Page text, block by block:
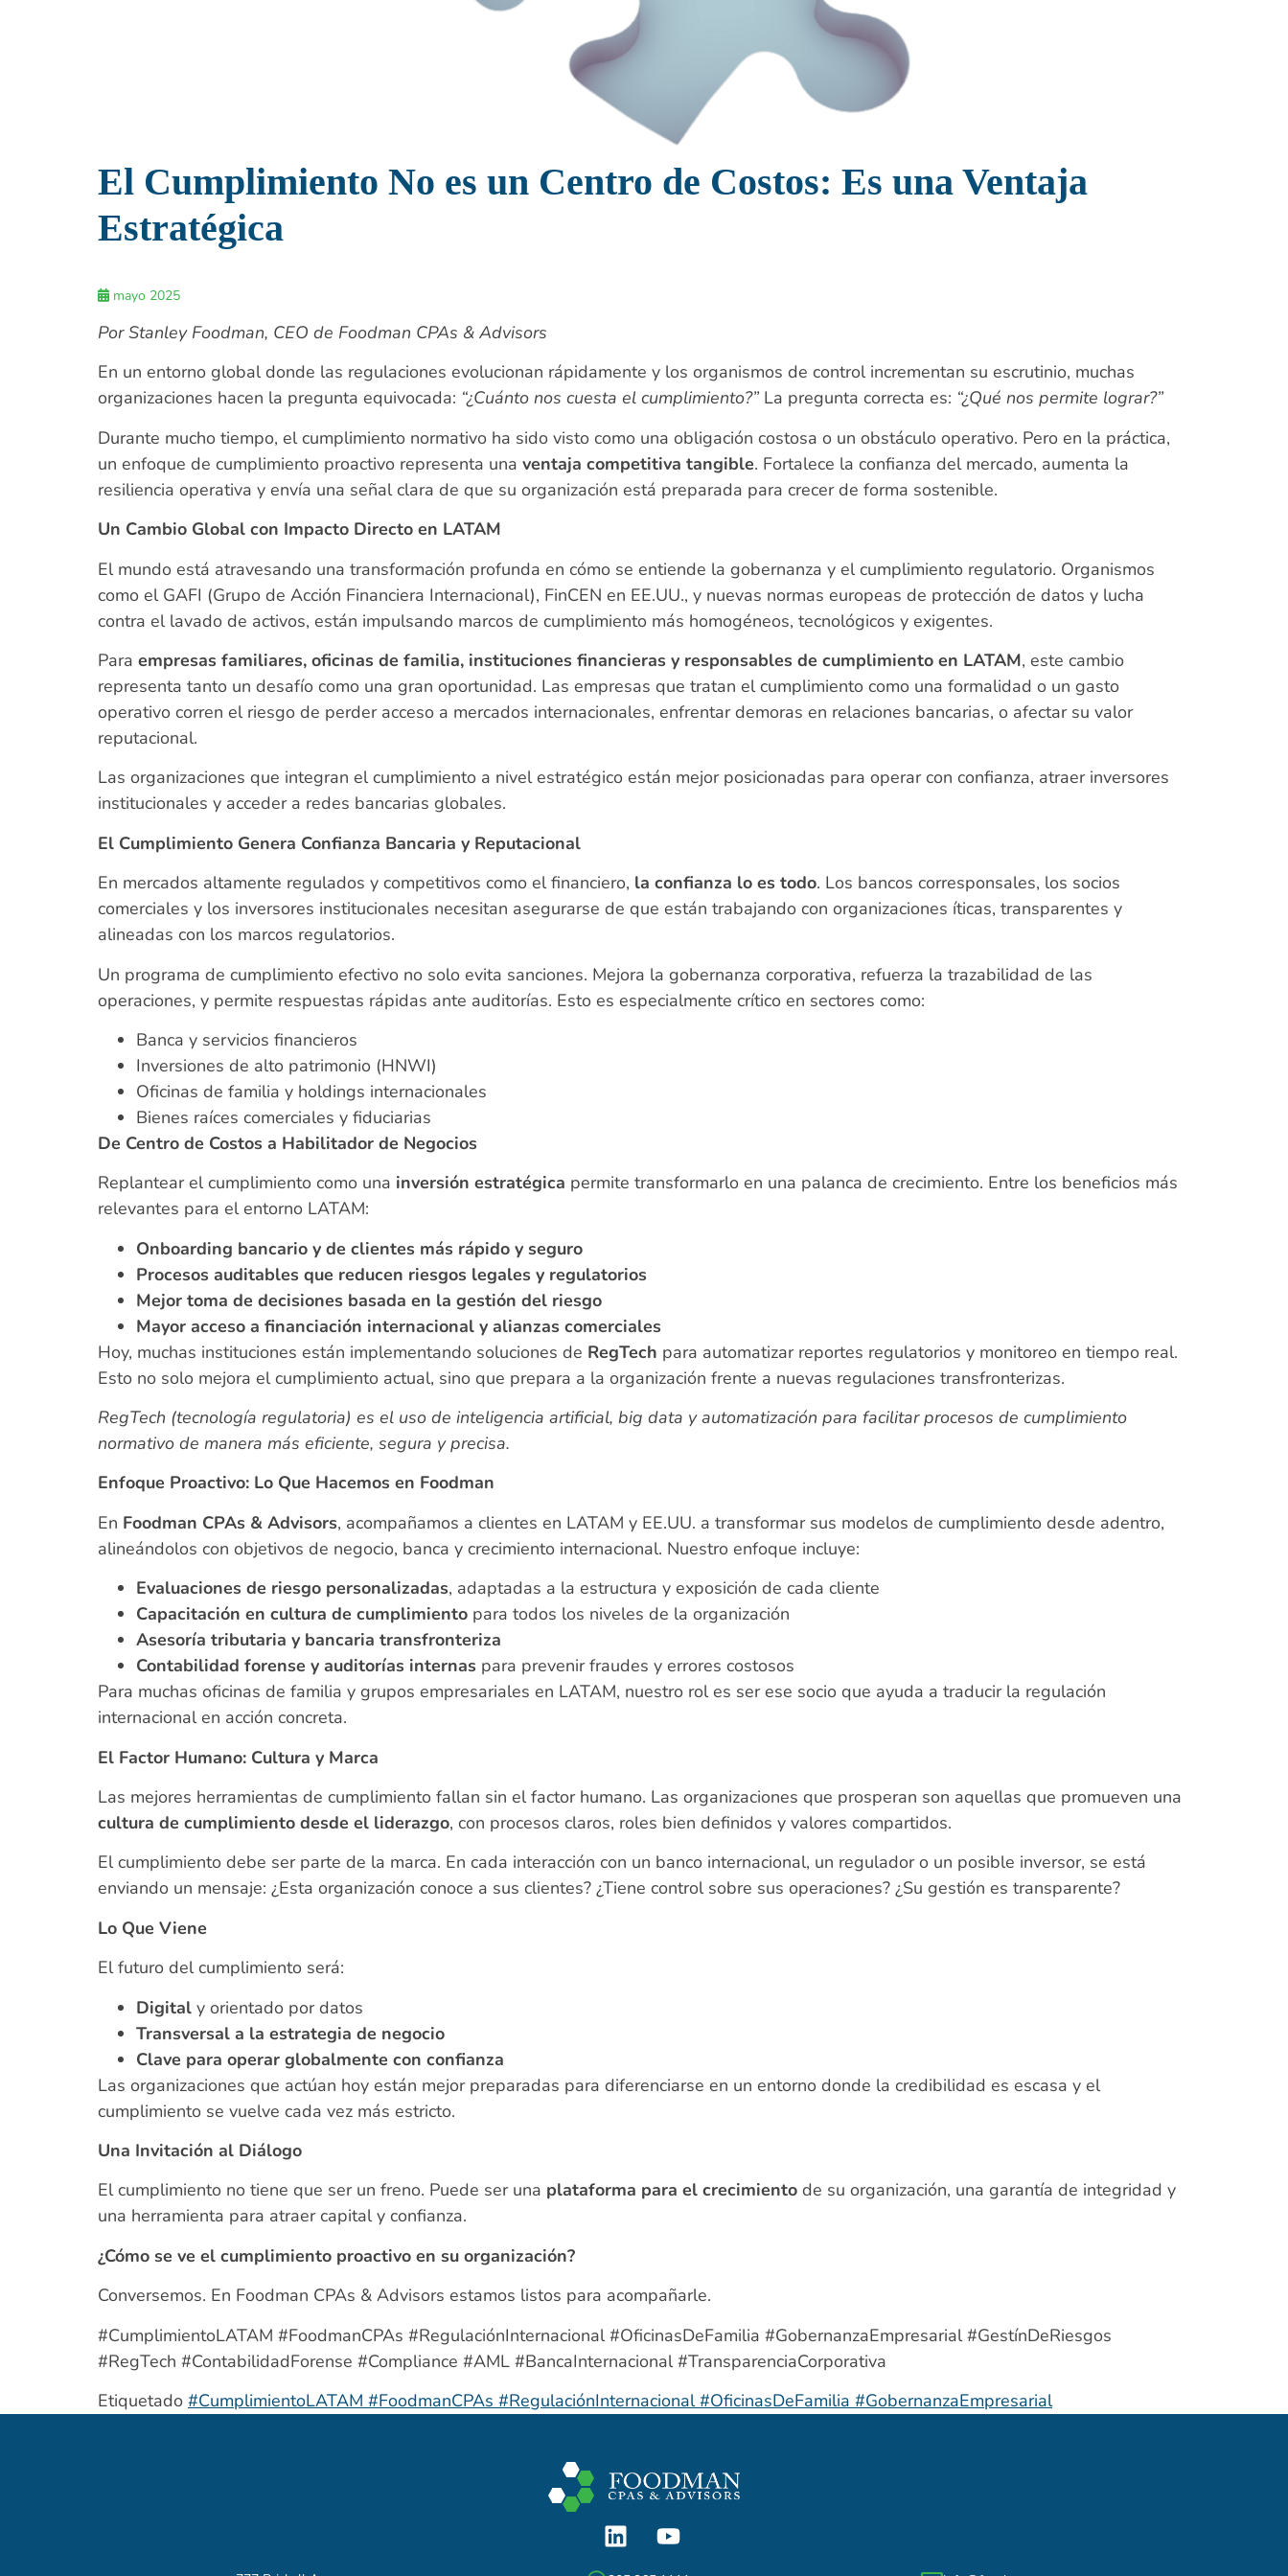
El Cumplimiento No es un Centro de Costos: Es una Ventaja
Estratégica
mayo 2025
Por Stanley Foodman, CEO de Foodman CPAs & Advisors
En un entorno global donde las regulaciones evolucionan rápidamente y los organismos de control incrementan su escrutinio, muchas
organizaciones hacen la pregunta equivocada: “¿Cuánto nos cuesta el cumplimiento?” La pregunta correcta es: “¿Qué nos permite lograr?”
Durante mucho tiempo, el cumplimiento normativo ha sido visto como una obligación costosa o un obstáculo operativo. Pero en la práctica,
un enfoque de cumplimiento proactivo representa una ventaja competitiva tangible. Fortalece la confianza del mercado, aumenta la
resiliencia operativa y envía una señal clara de que su organización está preparada para crecer de forma sostenible.
Un Cambio Global con Impacto Directo en LATAM
El mundo está atravesando una transformación profunda en cómo se entiende la gobernanza y el cumplimiento regulatorio. Organismos
como el GAFI (Grupo de Acción Financiera Internacional), FinCEN en EE.UU., y nuevas normas europeas de protección de datos y lucha
contra el lavado de activos, están impulsando marcos de cumplimiento más homogéneos, tecnológicos y exigentes.
Para empresas familiares, oficinas de familia, instituciones financieras y responsables de cumplimiento en LATAM, este cambio
representa tanto un desafío como una gran oportunidad. Las empresas que tratan el cumplimiento como una formalidad o un gasto
operativo corren el riesgo de perder acceso a mercados internacionales, enfrentar demoras en relaciones bancarias, o afectar su valor
reputacional.
Las organizaciones que integran el cumplimiento a nivel estratégico están mejor posicionadas para operar con confianza, atraer inversores
institucionales y acceder a redes bancarias globales.
El Cumplimiento Genera Confianza Bancaria y Reputacional
En mercados altamente regulados y competitivos como el financiero, la confianza lo es todo. Los bancos corresponsales, los socios
comerciales y los inversores institucionales necesitan asegurarse de que están trabajando con organizaciones íticas, transparentes y
alineadas con los marcos regulatorios.
Un programa de cumplimiento efectivo no solo evita sanciones. Mejora la gobernanza corporativa, refuerza la trazabilidad de las
operaciones, y permite respuestas rápidas ante auditorías. Esto es especialmente crítico en sectores como:
Banca y servicios financieros
Inversiones de alto patrimonio (HNWI)
Oficinas de familia y holdings internacionales
Bienes raíces comerciales y fiduciarias
De Centro de Costos a Habilitador de Negocios
Replantear el cumplimiento como una inversión estratégica permite transformarlo en una palanca de crecimiento. Entre los beneficios más
relevantes para el entorno LATAM:
Onboarding bancario y de clientes más rápido y seguro
Procesos auditables que reducen riesgos legales y regulatorios
Mejor toma de decisiones basada en la gestión del riesgo
Mayor acceso a financiación internacional y alianzas comerciales
Hoy, muchas instituciones están implementando soluciones de RegTech para automatizar reportes regulatorios y monitoreo en tiempo real.
Esto no solo mejora el cumplimiento actual, sino que prepara a la organización frente a nuevas regulaciones transfronterizas.
RegTech (tecnología regulatoria) es el uso de inteligencia artificial, big data y automatización para facilitar procesos de cumplimiento
normativo de manera más eficiente, segura y precisa.
Enfoque Proactivo: Lo Que Hacemos en Foodman
En Foodman CPAs & Advisors, acompañamos a clientes en LATAM y EE.UU. a transformar sus modelos de cumplimiento desde adentro,
alineándolos con objetivos de negocio, banca y crecimiento internacional. Nuestro enfoque incluye:
Evaluaciones de riesgo personalizadas, adaptadas a la estructura y exposición de cada cliente
Capacitación en cultura de cumplimiento para todos los niveles de la organización
Asesoría tributaria y bancaria transfronteriza
Contabilidad forense y auditorías internas para prevenir fraudes y errores costosos
Para muchas oficinas de familia y grupos empresariales en LATAM, nuestro rol es ser ese socio que ayuda a traducir la regulación
internacional en acción concreta.
El Factor Humano: Cultura y Marca
Las mejores herramientas de cumplimiento fallan sin el factor humano. Las organizaciones que prosperan son aquellas que promueven una
cultura de cumplimiento desde el liderazgo, con procesos claros, roles bien definidos y valores compartidos.
El cumplimiento debe ser parte de la marca. En cada interacción con un banco internacional, un regulador o un posible inversor, se está
enviando un mensaje: ¿Esta organización conoce a sus clientes? ¿Tiene control sobre sus operaciones? ¿Su gestión es transparente?
Lo Que Viene
El futuro del cumplimiento será:
Digital y orientado por datos
Transversal a la estrategia de negocio
Clave para operar globalmente con confianza
Las organizaciones que actúan hoy están mejor preparadas para diferenciarse en un entorno donde la credibilidad es escasa y el
cumplimiento se vuelve cada vez más estricto.
Una Invitación al Diálogo
El cumplimiento no tiene que ser un freno. Puede ser una plataforma para el crecimiento de su organización, una garantía de integridad y
una herramienta para atraer capital y confianza.
¿Cómo se ve el cumplimiento proactivo en su organización?
Conversemos. En Foodman CPAs & Advisors estamos listos para acompañarle.
#CumplimientoLATAM #FoodmanCPAs #RegulaciónInternacional #OficinasDeFamilia #GobernanzaEmpresarial #GestínDeRiesgos
#RegTech #ContabilidadForense #Compliance #AML #BancaInternacional #TransparenciaCorporativa
Etiquetado #CumplimientoLATAM #FoodmanCPAs #RegulaciónInternacional #OficinasDeFamilia #GobernanzaEmpresarial